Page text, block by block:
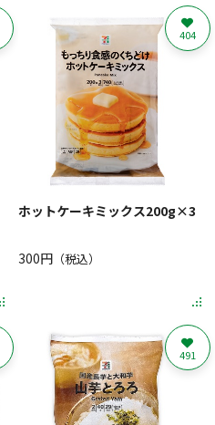
ホットケーキミックス200g×3
300円（税込）
404
491